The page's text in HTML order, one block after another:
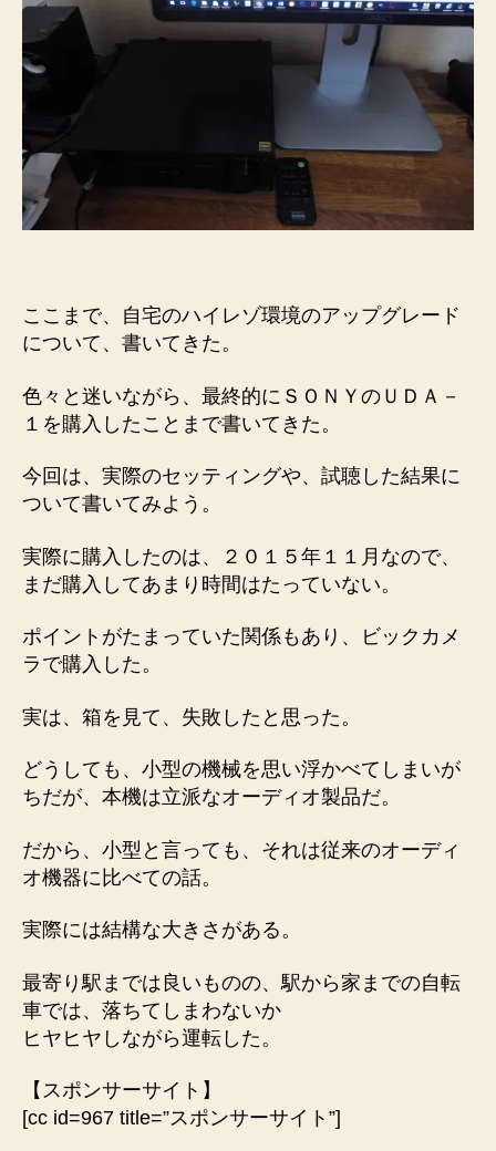
／
Ｂ
の
ここまで、自宅のハイレゾ環境のアップグレード
について、書いてきた。
色々と迷いながら、最終的にＳＯＮＹのＵＤＡ－
１を購入したことまで書いてきた。
今回は、実際のセッティングや、試聴した結果に
ついて書いてみよう。
実際に購入したのは、２０１５年１１月なので、
まだ購入してあまり時間はたっていない。
ポイントがたまっていた関係もあり、ビックカメ
ラで購入した。
実は、箱を見て、失敗したと思った。
どうしても、小型の機械を思い浮かべてしまいが
ちだが、本機は立派なオーディオ製品だ。
だから、小型と言っても、それは従来のオーディ
オ機器に比べての話。
実際には結構な大きさがある。
最寄り駅までは良いものの、駅から家までの自転
車では、落ちてしまわないか
ヒヤヒヤしながら運転した。
【スポンサーサイト】
[cc id=967 title=”スポンサーサイト”]